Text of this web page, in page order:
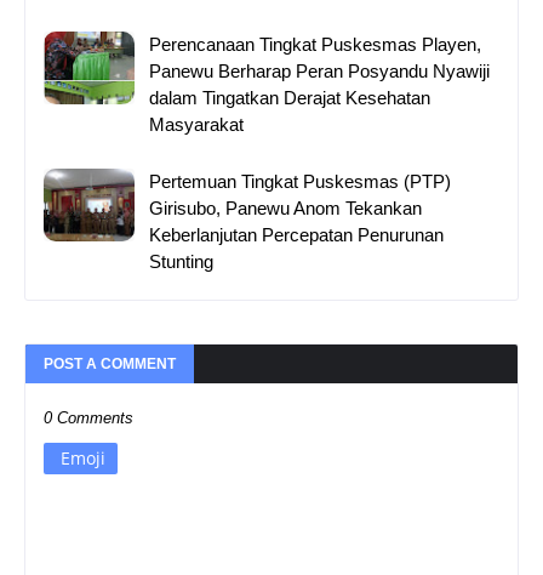
Perencanaan Tingkat Puskesmas Playen,
Panewu Berharap Peran Posyandu Nyawiji
dalam Tingatkan Derajat Kesehatan
Masyarakat
Pertemuan Tingkat Puskesmas (PTP)
Girisubo, Panewu Anom Tekankan
Keberlanjutan Percepatan Penurunan
Stunting
POST A COMMENT
0 Comments
Emoji